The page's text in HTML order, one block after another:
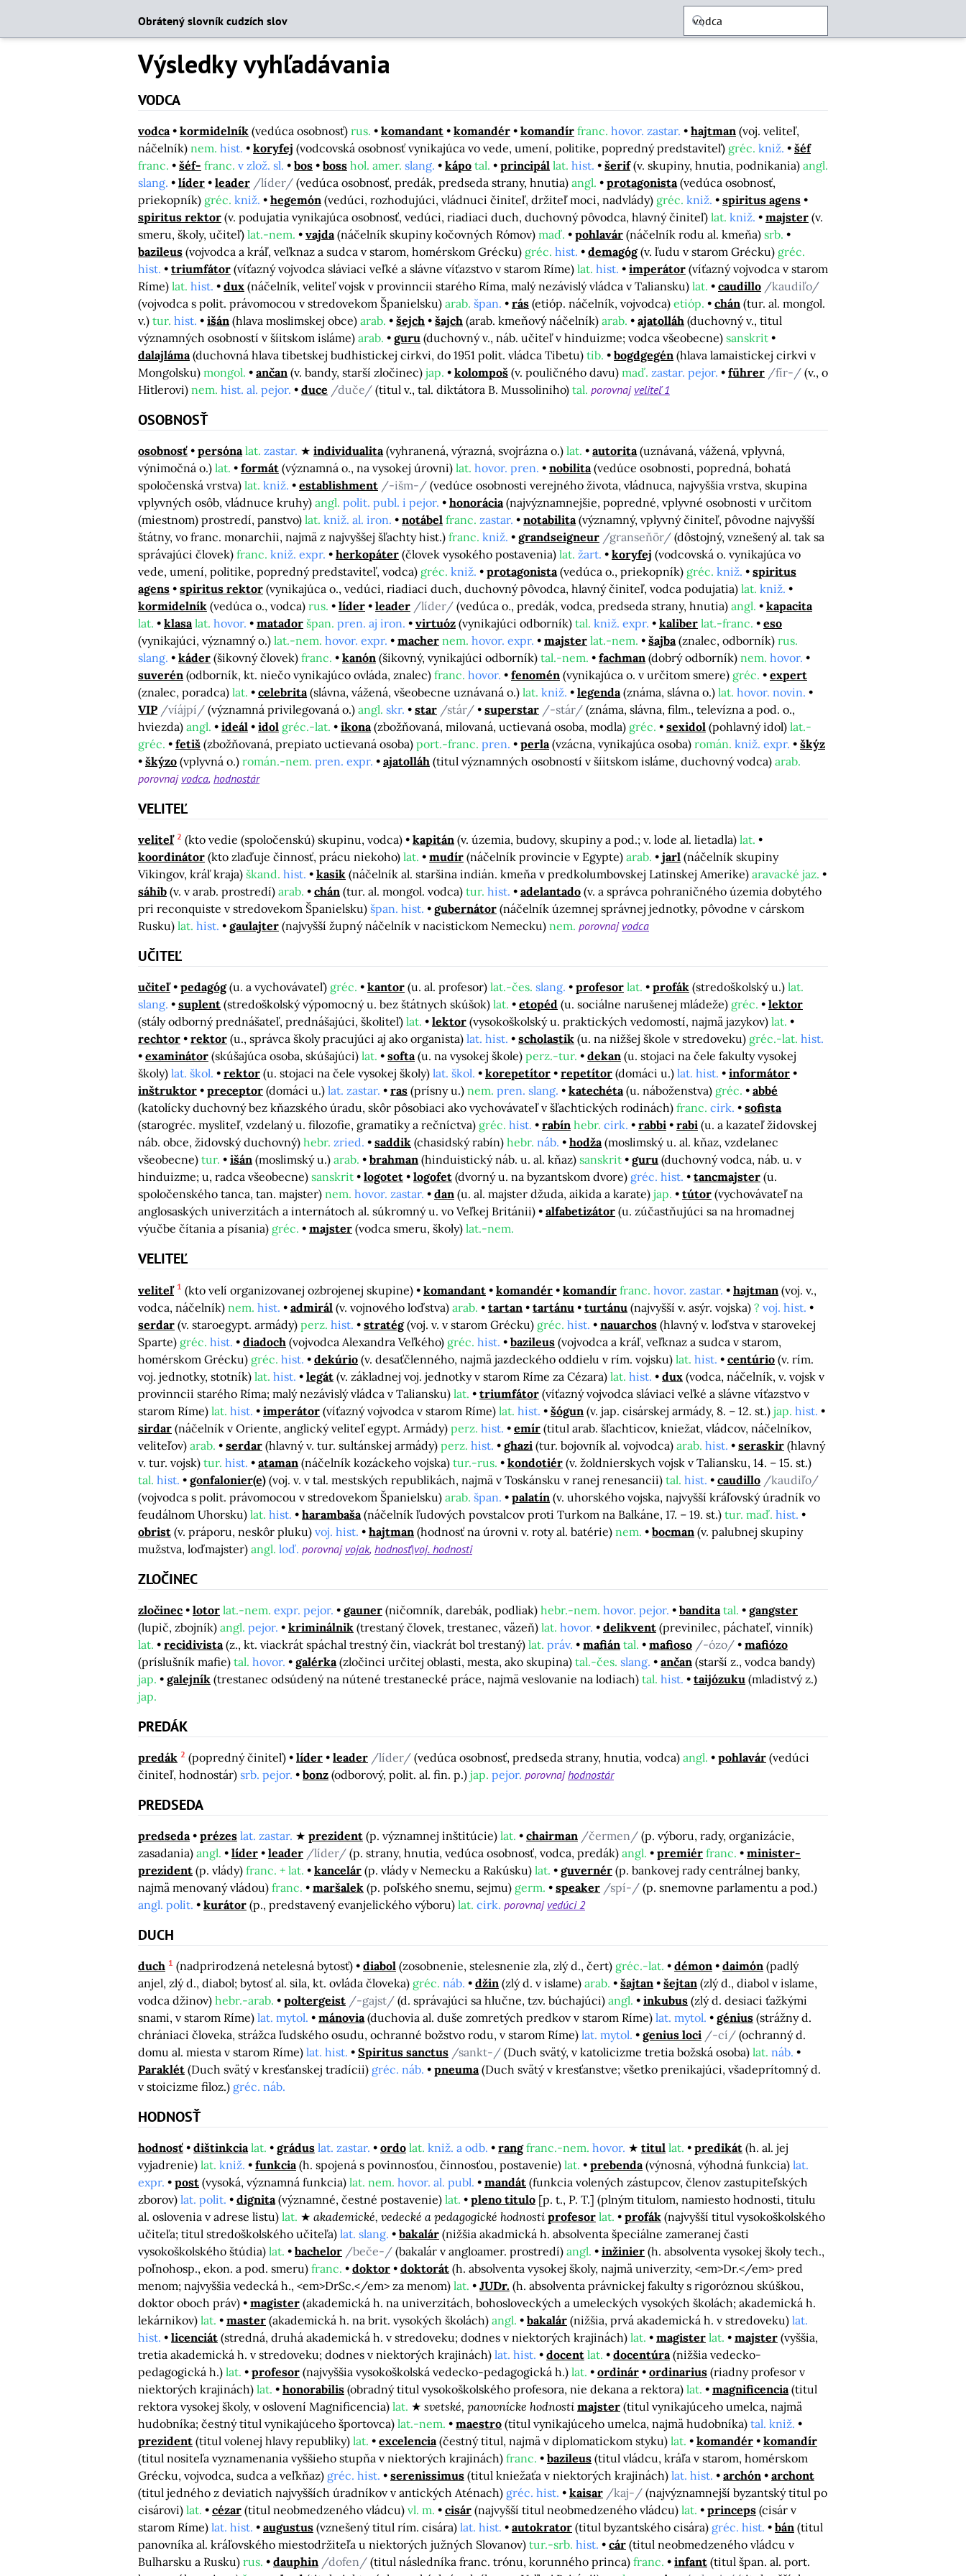
Obrátený slovník cudzích slov
Výsledky vyhľadávania
VODCA
vodca kormidelník (vedúca osobnosť) rus. komandant komandér komandír franc. hovor. zastar. hajtman (voj. veliteľ,
náčelník) nem. hist. koryfej (vodcovská osobnosť vynikajúca vo vede, umení, politike, popredný predstaviteľ) gréc. kniž.
šéf
franc.
šéf- franc. v zlož. sl. bos boss hol. amer. slang. kápo tal. principál lat. hist. šerif (v. skupiny, hnutia, podnikania) angl.
slang.
líder leader /líder/ (vedúca osobnosť, predák, predseda strany, hnutia) angl. protagonista (vedúca osobnosť,
priekopník) gréc. kniž. hegemón (vedúci, rozhodujúci, vládnuci činiteľ, držiteľ moci, nadvlády) gréc. kniž.
spiritus agens
spiritus rektor (v. podujatia vynikajúca osobnosť, vedúci, riadiaci duch, duchovný pôvodca, hlavný činiteľ) lat. kniž. majster (v.
smeru, školy, učiteľ) lat.-nem. vajda (náčelník skupiny kočovných Rómov) maď. pohlavár (náčelník rodu al. kmeňa) srb.
bazileus (vojvodca a kráľ, veľknaz a sudca v starom, homérskom Grécku) gréc. hist. demagóg (v. ľudu v starom Grécku) gréc.
hist.
triumfátor (víťazný vojvodca sláviaci veľké a slávne víťazstvo v starom Ríme) lat. hist. imperátor (víťazný vojvodca v starom
Ríme) lat. hist. dux (náčelník, veliteľ vojsk v provinncii starého Ríma, malý nezávislý vládca v Taliansku) lat. caudillo /kaudiľo/
(vojvodca s polit. právomocou v stredovekom Španielsku) arab. špan. rás (etióp. náčelník, vojvodca) etióp. chán (tur. al. mongol.
v.) tur. hist. išán (hlava moslimskej obce) arab. šejch šajch (arab. kmeňový náčelník) arab. ajatolláh (duchovný v., titul
významných osobností v šíitskom isláme) arab. guru (duchovný v., náb. učiteľ v hinduizme; vodca všeobecne) sanskrit
dalajláma (duchovná hlava tibetskej budhistickej cirkvi, do 1951 polit. vládca Tibetu) tib. bogdgegén (hlava lamaistickej cirkvi v
Mongolsku) mongol. ančan (v. bandy, starší zločinec) jap. kolompoš (v. pouličného davu) maď. zastar. pejor. führer /fír-/ (v., o
Hitlerovi) nem. hist. al. pejor. duce /duče/ (titul v., tal. diktátora B. Mussoliniho) tal. porovnaj veliteľ 1
OSOBNOSŤ
osobnosť persóna lat. zastar. individualita (vyhranená, výrazná, svojrázna o.) lat. autorita (uznávaná, vážená, vplyvná,
výnimočná o.) lat. formát (významná o., na vysokej úrovni) lat. hovor. pren. nobilita (vedúce osobnosti, popredná, bohatá
spoločenská vrstva) lat. kniž. establishment /-išm-/ (vedúce osobnosti verejného života, vládnuca, najvyššia vrstva, skupina
vplyvných osôb, vládnuce kruhy) angl. polit. publ. i pejor. honorácia (najvýznamnejšie, popredné, vplyvné osobnosti v určitom
(miestnom) prostredí, panstvo) lat. kniž. al. iron. notábel franc. zastar. notabilita (významný, vplyvný činiteľ, pôvodne najvyšší
štátny, vo franc. monarchii, najmä z najvyššej šľachty hist.) franc. kniž. grandseigneur /granseňör/ (dôstojný, vznešený al. tak sa
správajúci človek) franc. kniž. expr. herkopáter (človek vysokého postavenia) lat. žart. koryfej (vodcovská o. vynikajúca vo
vede, umení, politike, popredný predstaviteľ, vodca) gréc. kniž. protagonista (vedúca o., priekopník) gréc. kniž.
spiritus
agens
spiritus rektor (vynikajúca o., vedúci, riadiaci duch, duchovný pôvodca, hlavný činiteľ, vodca podujatia) lat. kniž.
kormidelník (vedúca o., vodca) rus. líder leader /líder/ (vedúca o., predák, vodca, predseda strany, hnutia) angl.
kapacita
lat.
klasa lat. hovor. matador špan. pren. aj iron. virtuóz (vynikajúci odborník) tal. kniž. expr. kaliber lat.-franc.
eso
(vynikajúci, významný o.) lat.-nem. hovor. expr. macher nem. hovor. expr. majster lat.-nem. šajba (znalec, odborník) rus.
slang.
káder (šikovný človek) franc. kanón (šikovný, vynikajúci odborník) tal.-nem. fachman (dobrý odborník) nem. hovor.
suverén (odborník, kt. niečo vynikajúco ovláda, znalec) franc. hovor. fenomén (vynikajúca o. v určitom smere) gréc.
expert
(znalec, poradca) lat. celebrita (slávna, vážená, všeobecne uznávaná o.) lat. kniž. legenda (známa, slávna o.) lat. hovor. novin.
VIP /víájpí/ (významná privilegovaná o.) angl. skr. star /stár/ superstar /-stár/ (známa, slávna, film., televízna a pod. o.,
hviezda) angl. ideál idol gréc.-lat. ikona (zbožňovaná, milovaná, uctievaná osoba, modla) gréc. sexidol (pohlavný idol) lat.-
gréc.
fetiš (zbožňovaná, prepiato uctievaná osoba) port.-franc. pren. perla (vzácna, vynikajúca osoba) román. kniž. expr.
škýz
škýzo (vplyvná o.) román.-nem. pren. expr. ajatolláh (titul významných osobností v šíitskom isláme, duchovný vodca) arab.
porovnaj vodca hodnostár
VELITEĽ
veliteľ 2 (kto vedie (spoločenskú) skupinu, vodca) kapitán (v. územia, budovy, skupiny a pod.; v. lode al. lietadla) lat.
koordinátor (kto zlaďuje činnosť, prácu niekoho) lat. mudír (náčelník provincie v Egypte) arab. jarl (náčelník skupiny
Vikingov, kráľ kraja) škand. hist. kasik (náčelník al. staršina indián. kmeňa v predkolumbovskej Latinskej Amerike) aravacké jaz.
sáhib (v. v arab. prostredí) arab. chán (tur. al. mongol. vodca) tur. hist. adelantado (v. a správca pohraničného územia dobytého
pri reconquiste v stredovekom Španielsku) špan. hist. gubernátor (náčelník územnej správnej jednotky, pôvodne v cárskom
Rusku) lat. hist. gaulajter (najvyšší župný náčelník v nacistickom Nemecku) nem. porovnaj vodca
UČITEĽ
učiteľ pedagóg (u. a vychovávateľ) gréc. kantor (u. al. profesor) lat.-čes. slang. profesor lat. profák (stredoškolský u.) lat.
slang.
suplent (stredoškolský výpomocný u. bez štátnych skúšok) lat. etopéd (u. sociálne narušenej mládeže) gréc.
lektor
(stály odborný prednášateľ, prednášajúci, školiteľ) lat. lektor (vysokoškolský u. praktických vedomostí, najmä jazykov) lat.
rechtor
rektor (u., správca školy pracujúci aj ako organista) lat. hist. scholastik (u. na nižšej škole v stredoveku) gréc.-lat. hist.
examinátor (skúšajúca osoba, skúšajúci) lat. softa (u. na vysokej škole) perz.-tur. dekan (u. stojaci na čele fakulty vysokej
školy) lat. škol. rektor (u. stojaci na čele vysokej školy) lat. škol. korepetítor repetítor (domáci u.) lat. hist.
informátor
inštruktor
preceptor (domáci u.) lat. zastar. ras (prísny u.) nem. pren. slang. katechéta (u. náboženstva) gréc.
abbé
(katolícky duchovný bez kňazského úradu, skôr pôsobiaci ako vychovávateľ v šľachtických rodinách) franc. cirk.
sofista
(starogréc. mysliteľ, vzdelaný u. filozofie, gramatiky a rečníctva) gréc. hist. rabín hebr. cirk. rabbi rabi (u. a kazateľ židovskej
náb. obce, židovský duchovný) hebr. zried. saddik (chasidský rabín) hebr. náb. hodža (moslimský u. al. kňaz, vzdelanec
všeobecne) tur. išán (moslimský u.) arab. brahman (hinduistický náb. u. al. kňaz) sanskrit guru (duchovný vodca, náb. u. v
hinduizme; u, radca všeobecne) sanskrit logotet logofet (dvorný u. na byzantskom dvore) gréc. hist. tancmajster (u.
spoločenského tanca, tan. majster) nem. hovor. zastar. dan (u. al. majster džuda, aikida a karate) jap. tútor (vychovávateľ na
anglosaských univerzitách a internátoch al. súkromný u. vo Veľkej Británii)
alfabetizátor (u. zúčastňujúci sa na hromadnej
výučbe čítania a písania) gréc. majster (vodca smeru, školy) lat.-nem.
VELITEĽ
veliteľ 1 (kto velí organizovanej ozbrojenej skupine) komandant komandér komandír franc. hovor. zastar. hajtman (voj. v.,
vodca, náčelník) nem. hist. admirál (v. vojnového loďstva) arab. tartan tartánu turtánu (najvyšší v. asýr. vojska) ? voj. hist.
serdar (v. staroegypt. armády) perz. hist. stratég (voj. v. v starom Grécku) gréc. hist. nauarchos (hlavný v. loďstva v starovekej
Sparte) gréc. hist. diadoch (vojvodca Alexandra Veľkého) gréc. hist. bazileus (vojvodca a kráľ, veľknaz a sudca v starom,
homérskom Grécku) gréc. hist. dekúrio (v. desaťčlenného, najmä jazdeckého oddielu v rím. vojsku) lat. hist. centúrio (v. rím.
voj. jednotky, stotník) lat. hist. legát (v. základnej voj. jednotky v starom Ríme za Cézara) lat. hist. dux (vodca, náčelník, v. vojsk v
provinncii starého Ríma; malý nezávislý vládca v Taliansku) lat. triumfátor (víťazný vojvodca sláviaci veľké a slávne víťazstvo v
starom Ríme) lat. hist. imperátor (víťazný vojvodca v starom Ríme) lat. hist. šógun (v. jap. cisárskej armády, 8. – 12. st.) jap. hist.
sirdar (náčelník v Oriente, anglický veliteľ egypt. Armády) perz. hist. emír (titul arab. šľachticov, kniežat, vládcov, náčelníkov,
veliteľov) arab. serdar (hlavný v. tur. sultánskej armády) perz. hist. ghazi (tur. bojovník al. vojvodca) arab. hist. seraskir (hlavný
v. tur. vojsk) tur. hist. ataman (náčelník kozáckeho vojska) tur.-rus. kondotiér (v. žoldnierskych vojsk v Taliansku, 14. – 15. st.)
tal. hist. gonfalonier(e) (voj. v. v tal. mestských republikách, najmä v Toskánsku v ranej renesancii) tal. hist. caudillo /kaudiľo/
(vojvodca s polit. právomocou v stredovekom Španielsku) arab. špan. palatín (v. uhorského vojska, najvyšší kráľovský úradník vo
feudálnom Uhorsku) lat. hist. harambaša (náčelník ľudových povstalcov proti Turkom na Balkáne, 17. – 19. st.) tur. maď. hist.
obrist (v. práporu, neskôr pluku) voj. hist. hajtman (hodnosť na úrovni v. roty al. batérie) nem. bocman (v. palubnej skupiny
mužstva, loďmajster) angl. loď. porovnaj vojak hodnosť|voj. hodnosti
ZLOČINEC
zločinec lotor lat.-nem. expr. pejor. gauner (ničomník, darebák, podliak) hebr.-nem. hovor. pejor. bandita tal.
gangster
(lupič, zbojník) angl. pejor. kriminálnik (trestaný človek, trestanec, väzeň) lat. hovor. delikvent (previnilec, páchateľ, vinník)
lat.
recidivista (z., kt. viackrát spáchal trestný čin, viackrát bol trestaný) lat. práv. mafián tal. mafioso /-ózo/
mafiózo
(príslušník mafie) tal. hovor. galérka (zločinci určitej oblasti, mesta, ako skupina) tal.-čes. slang. ančan (starší z., vodca bandy)
jap.
galejník (trestanec odsúdený na nútené trestanecké práce, najmä veslovanie na lodiach) tal. hist. taijózuku (mladistvý z.)
jap.
PREDÁK
predák 2 (popredný činiteľ) líder leader /líder/ (vedúca osobnosť, predseda strany, hnutia, vodca) angl. pohlavár (vedúci
činiteľ, hodnostár) srb. pejor. bonz (odborový, polit. al. fin. p.) jap. pejor. porovnaj hodnostár
PREDSEDA
predseda prézes lat. zastar. prezident (p. významnej inštitúcie) lat. chairman /čermen/ (p. výboru, rady, organizácie,
zasadania) angl. líder leader /líder/ (p. strany, hnutia, vedúca osobnosť, vodca, predák) angl. premiér franc.
minister-
prezident (p. vlády) franc. + lat. kancelár (p. vlády v Nemecku a Rakúsku) lat. guvernér (p. bankovej rady centrálnej banky,
najmä menovaný vládou) franc. maršalek (p. poľského snemu, sejmu) germ. speaker /spí-/ (p. snemovne parlamentu a pod.)
angl. polit.
kurátor (p., predstavený evanjelického výboru) lat. cirk. porovnaj vedúci 2
DUCH
duch 1 (nadprirodzená netelesná bytosť) diabol (zosobnenie, stelesnenie zla, zlý d., čert) gréc.-lat. démon daimón (padlý
anjel, zlý d., diabol; bytosť al. sila, kt. ovláda človeka) gréc. náb. džin (zlý d. v islame) arab. šajtan šejtan (zlý d., diabol v islame,
vodca džinov) hebr.-arab. poltergeist /-gajst/ (d. správajúci sa hlučne, tzv. búchajúci) angl. inkubus (zlý d. desiaci ťažkými
snami, v starom Ríme) lat. mytol. mánovia (duchovia al. duše zomretých predkov v starom Ríme) lat. mytol. génius (strážny d.
chrániaci človeka, strážca ľudského osudu, ochranné božstvo rodu, v starom Ríme) lat. mytol. genius loci /-cí/ (ochranný d.
domu al. miesta v starom Ríme) lat. hist. Spiritus sanctus /sankt-/ (Duch svätý, v katolicizme tretia božská osoba) lat. náb.
Paraklét (Duch svätý v kresťanskej tradícii) gréc. náb. pneuma (Duch svätý v kresťanstve; všetko prenikajúci, všadeprítomný d.
v stoicizme filoz.) gréc. náb.
HODNOSŤ
hodnosť dištinkcia lat. grádus lat. zastar. ordo lat. kniž. a odb. rang franc.-nem. hovor. titul lat. predikát (h. al. jej
vyjadrenie) lat. kniž. funkcia (h. spojená s povinnosťou, činnosťou, postavenie) lat. prebenda (výnosná, výhodná funkcia) lat.
expr.
post (vysoká, významná funkcia) lat. nem. hovor. al. publ. mandát (funkcia volených zástupcov, členov zastupiteľských
zborov) lat. polit. dignita (významné, čestné postavenie) lat. pleno titulo [p. t., P. T.] (plným titulom, namiesto hodnosti, titulu
al. oslovenia v adrese listu) lat. akademické, vedecké a pedagogické hodnosti profesor lat. profák (najvyšší titul vysokoškolského
učiteľa; titul stredoškolského učiteľa) lat. slang. bakalár (nižšia akadmická h. absolventa špeciálne zameranej časti
vysokoškolského štúdia) lat. bachelor /beče-/ (bakalár v angloamer. prostredí) angl. inžinier (h. absolventa vysokej školy tech.,
poľnohosp., ekon. a pod. smeru) franc. doktor doktorát (h. absolventa vysokej školy, najmä univerzity, <em>Dr.</em> pred
menom; najvyššia vedecká h., <em>DrSc.</em> za menom) lat. JUDr. (h. absolventa právnickej fakulty s rigoróznou skúškou,
doktor oboch práv)
magister (akademická h. na univerzitách, bohosloveckých a umeleckých vysokých školách; akademická h.
lekárnikov) lat. master (akademická h. na brit. vysokých školách) angl. bakalár (nižšia, prvá akademická h. v stredoveku) lat.
hist.
licenciát (stredná, druhá akademická h. v stredoveku; dodnes v niektorých krajinách) lat. magister lat. majster (vyššia,
tretia akademická h. v stredoveku; dodnes v niektorých krajinách) lat. hist. docent lat. docentúra (nižšia vedecko-
pedagogická h.) lat. profesor (najvyššia vysokoškolská vedecko-pedagogická h.) lat. ordinár ordinarius (riadny profesor v
niektorých krajinách) lat. honorabilis (obradný titul vysokoškolského profesora, nie dekana a rektora) lat. magnificencia (titul
rektora vysokej školy, v oslovení Magnificencia) lat. svetské, panovnícke hodnosti majster (titul vynikajúceho umelca, najmä
hudobníka; čestný titul vynikajúceho športovca) lat.-nem. maestro (titul vynikajúceho umelca, najmä hudobníka) tal. kniž.
prezident (titul volenej hlavy republiky) lat. excelencia (čestný titul, najmä v diplomatickom styku) lat. komandér
komandír
(titul nositeľa vyznamenania vyššieho stupňa v niektorých krajinách) franc. bazileus (titul vládcu, kráľa v starom, homérskom
Grécku, vojvodca, sudca a veľkňaz) gréc. hist. serenissimus (titul kniežaťa v niektorých krajinách) lat. hist. archón
archont
(titul jedného z deviatich najvyšších úradníkov v antických Aténach) gréc. hist. kaisar /kaj-/ (najvýznamnejší byzantský titul po
cisárovi) lat. cézar (titul neobmedzeného vládcu) vl. m. cisár (najvyšší titul neobmedzeného vládcu) lat. princeps (cisár v
starom Ríme) lat. hist. augustus (vznešený titul rím. cisára) lat. hist. autokrator (titul byzantského cisára) gréc. hist. bán (titul
panovníka al. kráľovského miestodržiteľa u niektorých južných Slovanov) tur.-srb. hist. cár (titul neobmedzeného vládcu v
Bulharsku a Rusku) rus. dauphin /dofen/ (titul následníka franc. trónu, korunného princa) franc. infant (titul špan. al. port.